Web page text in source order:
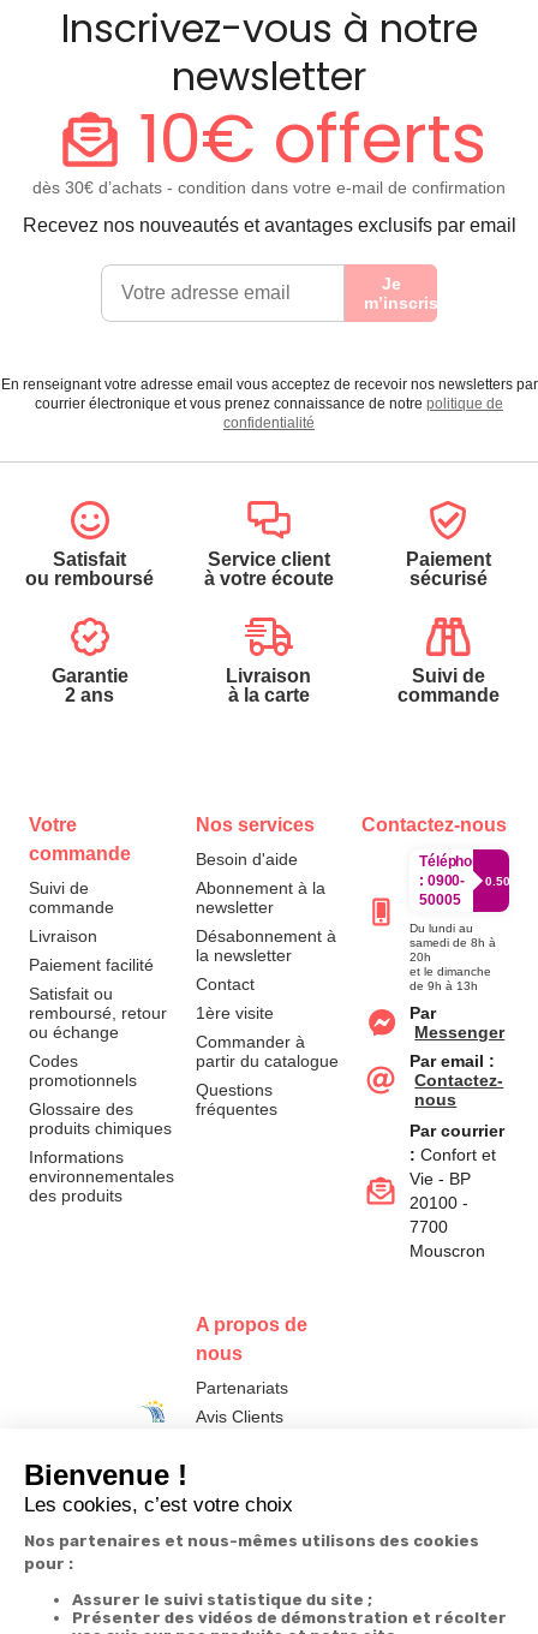
Inscrivez-vous à notre
newsletter
10€ offerts
dès 30€ d’achats - condition dans votre e-mail de confirmation
Recevez nos nouveautés et avantages exclusifs par email
Je
m’inscris
En renseignant votre adresse email vous acceptez de recevoir nos newsletters par
courrier électronique et vous prenez connaissance de notre politique de
confidentialité
Satisfait
ou remboursé
Service client
à votre écoute
Paiement
sécurisé
Garantie
2 ans
Livraison
à la carte
Suivi de
commande
Votre
commande
Suivi de
commande
Livraison
Paiement facilité
Satisfait ou
remboursé, retour
ou échange
Codes
promotionnels
Glossaire des
produits chimiques
Informations
environnementales
des produits
Nos services
Besoin d'aide
Abonnement à la
newsletter
Désabonnement à
la newsletter
Contact
1ère visite
Commander à
partir du catalogue
Questions
fréquentes
A propos de
nous
Partenariats
Avis Clients
Contactez-nous
Téléphone
: 0900-
50005
0.50€/
Du lundi au
samedi de 8h à
20h
et le dimanche
de 9h à 13h
Par
Messenger
Par email :
Contactez-
nous
Par courrier
: Confort et
Vie - BP
20100 -
7700
Mouscron
Données
personnelles et
cookies
les cookies
Mentions
légales
vente